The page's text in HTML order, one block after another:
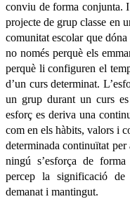
conviu de forma conjunta.
projecte de grup classe en
comunitat escolar que
no només perquè els
perquè li configuren el
d’un curs determinat.
un grup durant un curs
esforç es deriva una
com en els hàbits, valors i
determinada continuïtat
ningú s’esforça de
percep la significació de
demanat i mantingut.